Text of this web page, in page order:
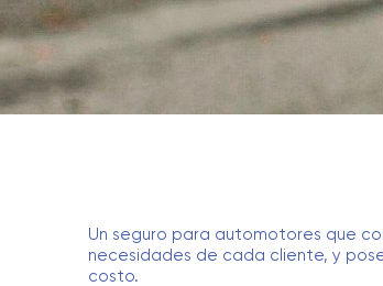
Un seguro para automotores que
necesidades de cada cliente, y
costo.